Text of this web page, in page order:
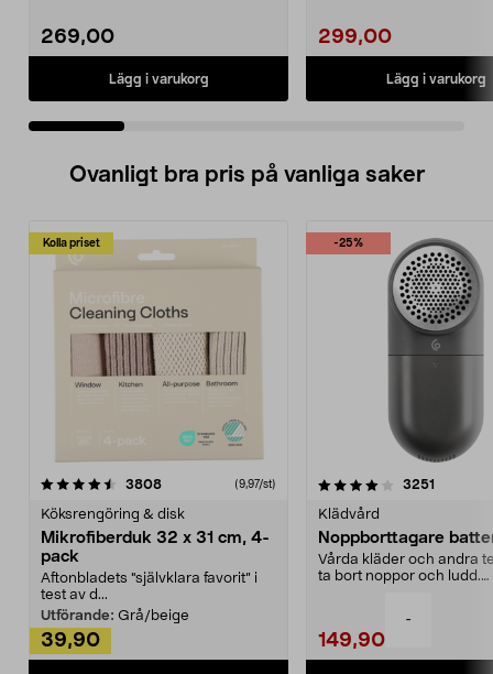
-
269,00
Lägg i varukorg
299,00
Lägg i varukorg
Ovanligt bra pris på vanliga saker
Kolla priset
3808recensioner (9,97/st)
Köksrengöring & disk
Mikrofiberduk 32 x 31 cm, 4-
pack
Aftonbladets "självklara favorit” i
test av d...
Utförande: Grå/beige
39,90
-25%
4.0av 5 stjärnor 3251
Klädvård
Noppborttagare
Vårda kläder och andra
ta bort noppor och ludd.
149,90
4.5av 5 stjärnor